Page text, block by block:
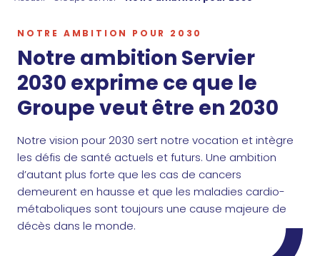
NOTRE AMBITION POUR 2030
Notre ambition Servier
2030 exprime ce que le
Groupe veut être en 2030
Notre vision pour 2030 sert notre vocation et intègre
les défis de santé actuels et futurs. Une ambition
d’autant plus forte que les cas de cancers
demeurent en hausse et que les maladies cardio-
métaboliques sont toujours une cause majeure de
décès dans le monde.